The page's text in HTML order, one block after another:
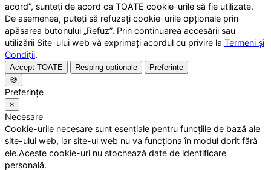
acord”, sunteți de acord ca TOATE cookie-urile să fie utilizate.
De asemenea, puteți să refuzați cookie-urile opționale prin
apăsarea butonului „Refuz”. Prin continuarea accesării sau
utilizării Site-ului web vă exprimați acordul cu privire la Termeni și
Condiții.
Accept TOATE Resping opționale
Preferințe
🍪
Preferințe
×
Necesare
Cookie-urile necesare sunt esențiale pentru funcțiile de bază ale
site-ului web, iar site-ul web nu va funcționa în modul dorit fără
ele.Aceste cookie-uri nu stochează date de identificare
personală.